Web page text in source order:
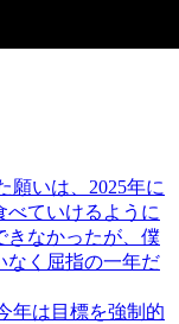
願いは、2025年に
べていけるように
きなかったが、僕
なく屈指の一年だ
年は目標を強制的